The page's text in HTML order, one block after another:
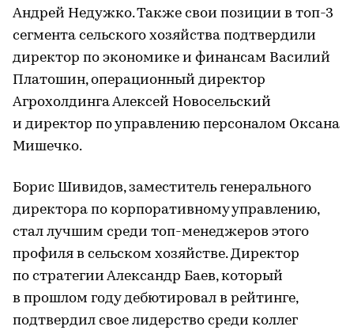
Андрей Недужко. Также свои позиции в топ-3
сегмента сельского хозяйства подтвердили
директор по экономике и финансам Василий
Платошин, операционный директор
Агрохолдинга Алексей Новосельский
и директор по управлению персоналом Оксана
Мишечко.
Борис Шивидов, заместитель генерального
директора по корпоративному управлению,
стал лучшим среди топ-менеджеров этого
профиля в сельском хозяйстве. Директор
по стратегии Александр Баев, который
в прошлом году дебютировал в рейтинге,
подтвердил свое лидерство среди коллег